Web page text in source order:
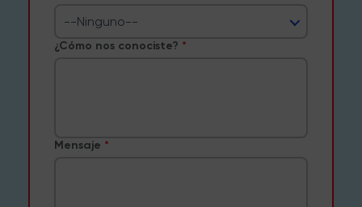
--Ninguno--
¿Cómo nos conociste?
Mensaje